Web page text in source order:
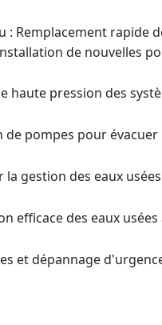
: Remplacement rapide
de nouvelles
haute pression des
pompes pour évacuer
gestion des eaux usées
efficace des eaux
et dépannage